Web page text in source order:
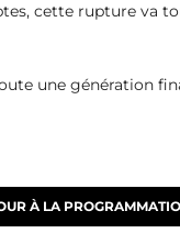
cette rupture va
une génération
À LA